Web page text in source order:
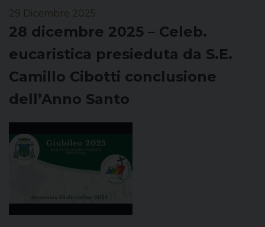
29 Dicembre 2025
28 dicembre 2025 – Celeb.
eucaristica presieduta da S.E.
Camillo Cibotti conclusione
dell’Anno Santo